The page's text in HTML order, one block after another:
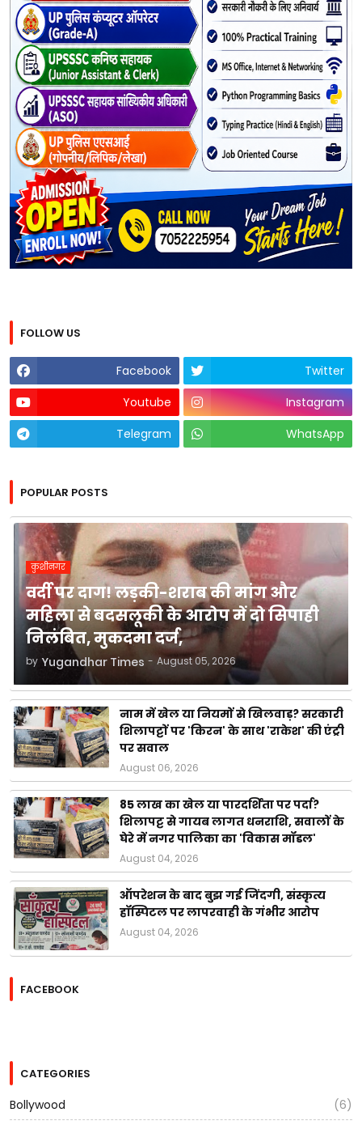
FOLLOW US
Facebook
Twitter
Youtube
Instagram
Telegram
WhatsApp
POPULAR POSTS
कुशीनगर
वर्दी पर दाग! लड़की-शराब की मांग और
महिला से बदसलूकी के आरोप में दो सिपाही
निलंबित, मुकदमा दर्ज,
by Yugandhar Times - August 05, 2026
नाम में खेल या नियमों से खिलवाड़? सरकारी
शिलापट्टों पर 'किरन' के साथ 'राकेश' की एंट्री
पर सवाल
August 06, 2026
85 लाख का खेल या पारदर्शिता पर पर्दा?
शिलापट्ट से गायब लागत धनराशि, सवालों के
घेरे में नगर पालिका का 'विकास मॉडल'
August 04, 2026
ऑपरेशन के बाद बुझ गई जिंदगी, संस्कृत्य
हॉस्पिटल पर लापरवाही के गंभीर आरोप
August 04, 2026
FACEBOOK
CATEGORIES
Bollywood
(6)